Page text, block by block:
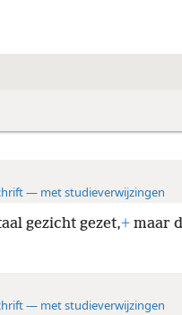
— met studieverwijzingen
gezicht gezet,+maar
— met studieverwijzingen